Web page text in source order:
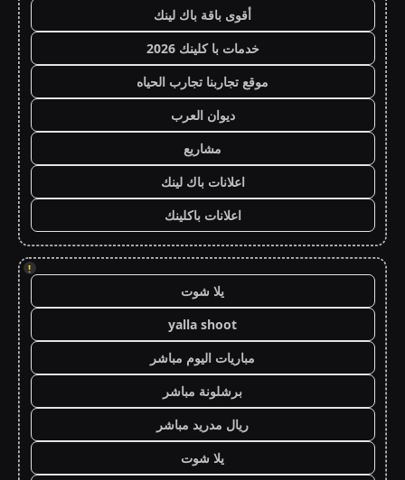
أقوى باقة باك لينك
خدمات با كلينك 2026
موقع تجاربنا تجارب الحياه
ديوان العرب
مشاريع
اعلانات باك لينك
اعلانات باكلينك
!
يلا شوت
yalla shoot
مباريات اليوم مباشر
برشلونة مباشر
ريال مدريد مباشر
يلا شوت